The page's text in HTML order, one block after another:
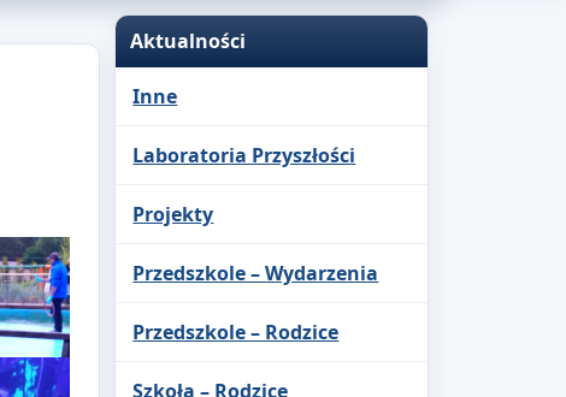
Aktualności
Inne
Laboratoria Przyszłości
Projekty
Przedszkole – Wydarzenia
Przedszkole – Rodzice
Szkoła – Rodzice